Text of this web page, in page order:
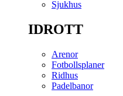
Sjukhus
IDROTT
Arenor
Fotbollsplaner
Ridhus
Padelbanor